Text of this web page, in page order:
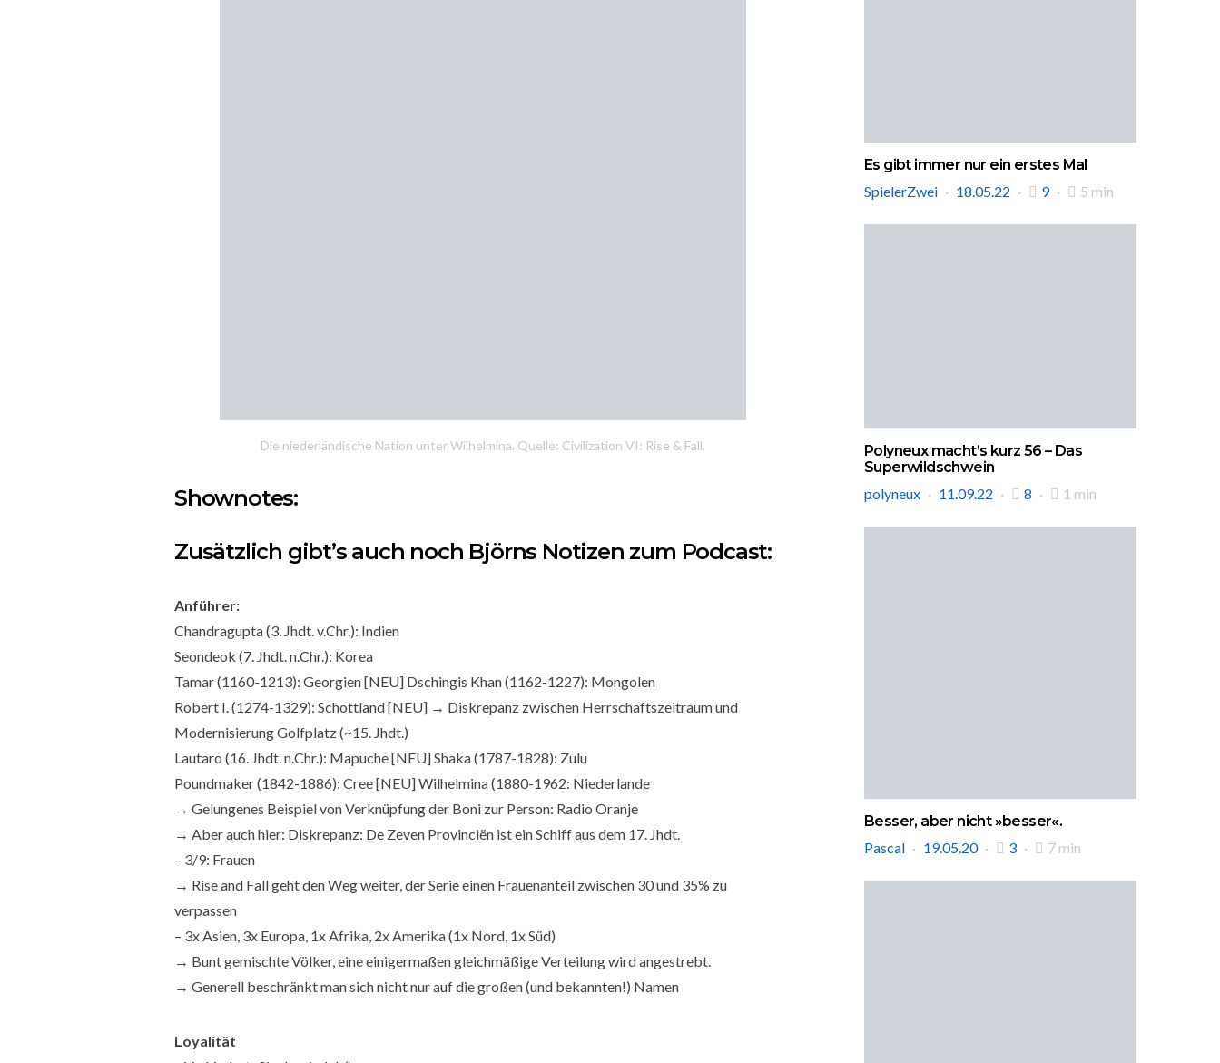
Die niederländische Nation unter Wilhelmina. Quelle: Civilization VI: Rise & Fall.
Shownotes:
Zusätzlich gibt’s auch noch Björns Notizen zum Podcast:
Anführer:
Chandragupta (3. Jhdt. v.Chr.): Indien
Seondeok (7. Jhdt. n.Chr.): Korea
Tamar (1160-1213): Georgien [NEU] Dschingis Khan (1162-1227): Mongolen
Robert I. (1274-1329): Schottland [NEU] → Diskrepanz zwischen Herrschaftszeitraum und
Modernisierung Golfplatz (~15. Jhdt.)
Lautaro (16. Jhdt. n.Chr.): Mapuche [NEU] Shaka (1787-1828): Zulu
Poundmaker (1842-1886): Cree [NEU] Wilhelmina (1880-1962: Niederlande
→ Gelungenes Beispiel von Verknüpfung der Boni zur Person: Radio Oranje
→ Aber auch hier: Diskrepanz: De Zeven Provinciën ist ein Schiff aus dem 17. Jhdt.
– 3/9: Frauen
→ Rise and Fall geht den Weg weiter, der Serie einen Frauenanteil zwischen 30 und 35% zu
verpassen
– 3x Asien, 3x Europa, 1x Afrika, 2x Amerika (1x Nord, 1x Süd)
→ Bunt gemischte Völker, eine einigermaßen gleichmäßige Verteilung wird angestrebt.
→ Generell beschränkt man sich nicht nur auf die großen (und bekannten!) Namen
Loyalität
Es gibt immer nur ein erstes Mal
SpielerZwei
18.05.22 9 5 min
Polyneux macht’s kurz 56 – Das
Superwildschwein
polyneux
11.09.22 8 1 min
Besser, aber nicht »besser«.
Pascal
19.05.20 3 7 min